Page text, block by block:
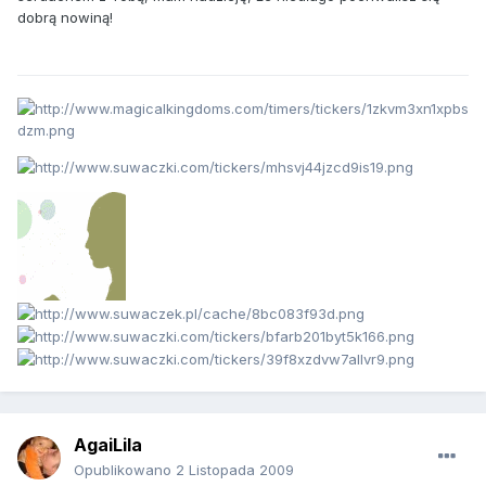
dobrą nowiną!
AgaiLila
Opublikowano 2 Listopada 2009